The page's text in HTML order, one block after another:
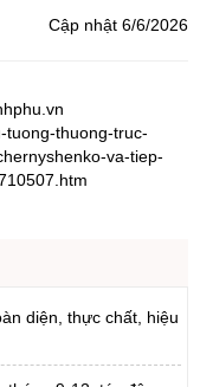
Cập nhật 6/6/2026
tuong-thuong-truc-
va-tiep-
diện, thực chất, hiệu